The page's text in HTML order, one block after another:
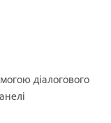
діалогового